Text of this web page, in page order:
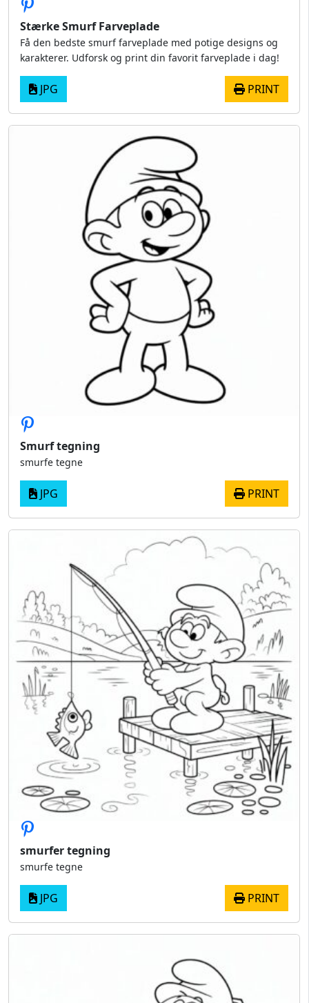
Stærke Smurf Farveplade
Få den bedste smurf farveplade med potige designs og
karakterer. Udforsk og print din favorit farveplade i dag!
JPG PRINT
Smurf tegning
smurfe tegne
JPG PRINT
smurfer tegning
smurfe tegne
JPG PRINT